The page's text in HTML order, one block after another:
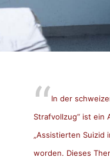
In der
Strafvollzug“ ist ein
„Assistierten Suizid
worden. Dieses